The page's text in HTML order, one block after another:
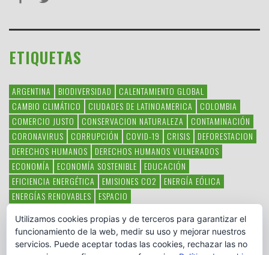
ETIQUETAS
ARGENTINA BIODIVERSIDAD
CALENTAMIENTO GLOBAL
CAMBIO CLIMÁTICO
CIUDADES DE LATINOAMERICA
COLOMBIA
COMERCIO JUSTO
CONSERVACION NATURALEZA
CONTAMINACIÓN
CORONAVIRUS
CORRUPCIÓN COVID-19 CRISIS
DEFORESTACION
DERECHOS HUMANOS
DERECHOS HUMANOS VULNERADOS
ECONOMÍA
ECONOMÍA SOSTENIBLE
EDUCACIÓN
EFICIENCIA ENERGÉTICA
EMISIONES CO2
ENERGÍA EÓLICA
ENERGÍAS RENOVABLES
ESPACIO
HAMBRE LATINOAMÉRICA MEDIO AMBIENTE
MÉXICO
OBJETIVOS DEL MILENIO
ONGS PAZ POBREZA POESÍA
POLITICA
Utilizamos cookies propias y de terceros para garantizar el
funcionamiento de la web, medir su uso y mejorar nuestros
servicios. Puede aceptar todas las cookies, rechazar las no